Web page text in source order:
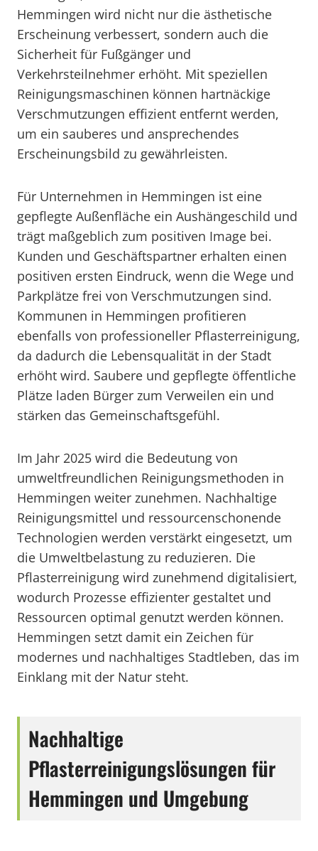
Hemmingen wird nicht nur die ästhetische
Erscheinung verbessert, sondern auch die
Sicherheit für Fußgänger und
Verkehrsteilnehmer erhöht. Mit speziellen
Reinigungsmaschinen können hartnäckige
Verschmutzungen effizient entfernt werden,
um ein sauberes und ansprechendes
Erscheinungsbild zu gewährleisten.
Für Unternehmen in Hemmingen ist eine
gepflegte Außenfläche ein Aushängeschild und
trägt maßgeblich zum positiven Image bei.
Kunden und Geschäftspartner erhalten einen
positiven ersten Eindruck, wenn die Wege und
Parkplätze frei von Verschmutzungen sind.
Kommunen in Hemmingen profitieren
ebenfalls von professioneller Pflasterreinigung,
da dadurch die Lebensqualität in der Stadt
erhöht wird. Saubere und gepflegte öffentliche
Plätze laden Bürger zum Verweilen ein und
stärken das Gemeinschaftsgefühl.
Im Jahr 2025 wird die Bedeutung von
umweltfreundlichen Reinigungsmethoden in
Hemmingen weiter zunehmen. Nachhaltige
Reinigungsmittel und ressourcenschonende
Technologien werden verstärkt eingesetzt, um
die Umweltbelastung zu reduzieren. Die
Pflasterreinigung wird zunehmend digitalisiert,
wodurch Prozesse effizienter gestaltet und
Ressourcen optimal genutzt werden können.
Hemmingen setzt damit ein Zeichen für
modernes und nachhaltiges Stadtleben, das im
Einklang mit der Natur steht.
Nachhaltige
Pflasterreinigungslösungen für
Hemmingen und Umgebung